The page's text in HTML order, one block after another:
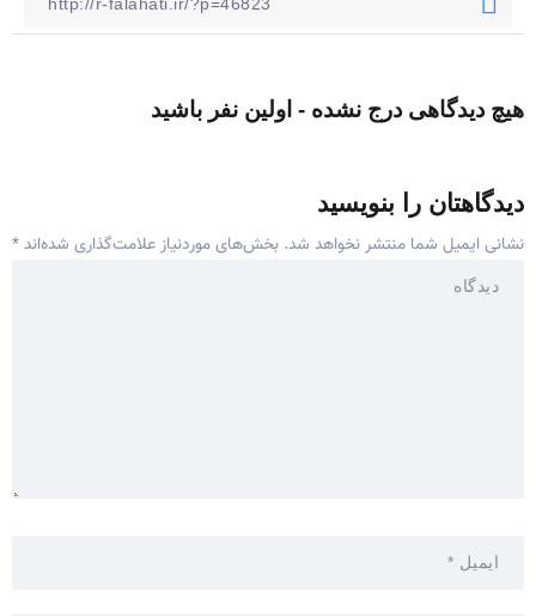
هیچ دیدگاهی درج نشده - اولین نفر باشید
دیدگاهتان را بنویسید
نشانی ایمیل شما منتشر نخواهد شد. بخش‌های موردنیاز علامت‌گذاری شده‌اند*